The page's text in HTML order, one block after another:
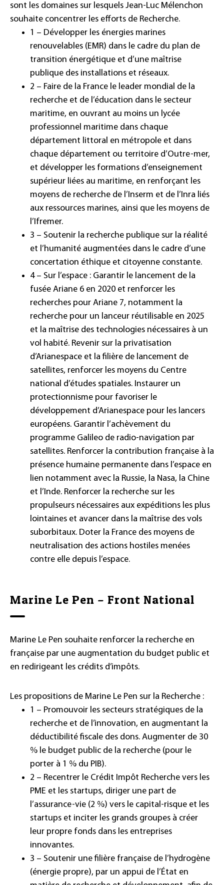
sont les domaines sur lesquels Jean-Luc Mélenchon
souhaite concentrer les efforts de Recherche.
1 – Développer les énergies marines
renouvelables (EMR) dans le cadre du plan de
transition énergétique et d’une maîtrise
publique des installations et réseaux.
2 – Faire de la France le leader mondial de la
recherche et de l’éducation dans le secteur
maritime, en ouvrant au moins un lycée
professionnel maritime dans chaque
département littoral en métropole et dans
chaque département ou territoire d’Outre-mer,
et développer les formations d’enseignement
supérieur liées au maritime, en renforçant les
moyens de recherche de l’Inserm et de l’Inra liés
aux ressources marines, ainsi que les moyens de
l’Ifremer.
3 – Soutenir la recherche publique sur la réalité
et l’humanité augmentées dans le cadre d’une
concertation éthique et citoyenne constante.
4 – Sur l’espace : Garantir le lancement de la
fusée Ariane 6 en 2020 et renforcer les
recherches pour Ariane 7, notamment la
recherche pour un lanceur réutilisable en 2025
et la maîtrise des technologies nécessaires à un
vol habité. Revenir sur la privatisation
d’Arianespace et la filière de lancement de
satellites, renforcer les moyens du Centre
national d’études spatiales. Instaurer un
protectionnisme pour favoriser le
développement d’Arianespace pour les lancers
européens. Garantir l’achèvement du
programme Galileo de radio-navigation par
satellites. Renforcer la contribution française à la
présence humaine permanente dans l’espace en
lien notamment avec la Russie, la Nasa, la Chine
et l’Inde. Renforcer la recherche sur les
propulseurs nécessaires aux expéditions les plus
lointaines et avancer dans la maîtrise des vols
suborbitaux. Doter la France des moyens de
neutralisation des actions hostiles menées
contre elle depuis l’espace.
Marine Le Pen – Front National
Marine Le Pen souhaite renforcer la recherche en
française par une augmentation du budget public et
en redirigeant les crédits d’impôts.
Les propositions de Marine Le Pen sur la Recherche :
1 – Promouvoir les secteurs stratégiques de la
recherche et de l’innovation, en augmentant la
déductibilité fiscale des dons. Augmenter de 30
% le budget public de la recherche (pour le
porter à 1 % du PIB).
2 – Recentrer le Crédit Impôt Recherche vers les
PME et les startups, diriger une part de
l’assurance-vie (2 %) vers le capital-risque et les
startups et inciter les grands groupes à créer
leur propre fonds dans les entreprises
innovantes.
3 – Soutenir une filière française de l’hydrogène
(énergie propre), par un appui de l’État en